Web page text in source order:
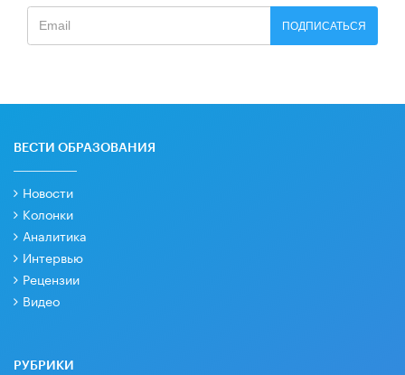
ПОДПИСАТЬСЯ
ВЕСТИ ОБРАЗОВАНИЯ
Новости
Колонки
Аналитика
Интервью
Рецензии
Видео
РУБРИКИ